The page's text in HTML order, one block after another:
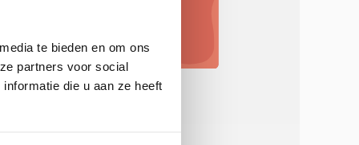
te bieden en om ons
partners voor social
die u aan ze heeft